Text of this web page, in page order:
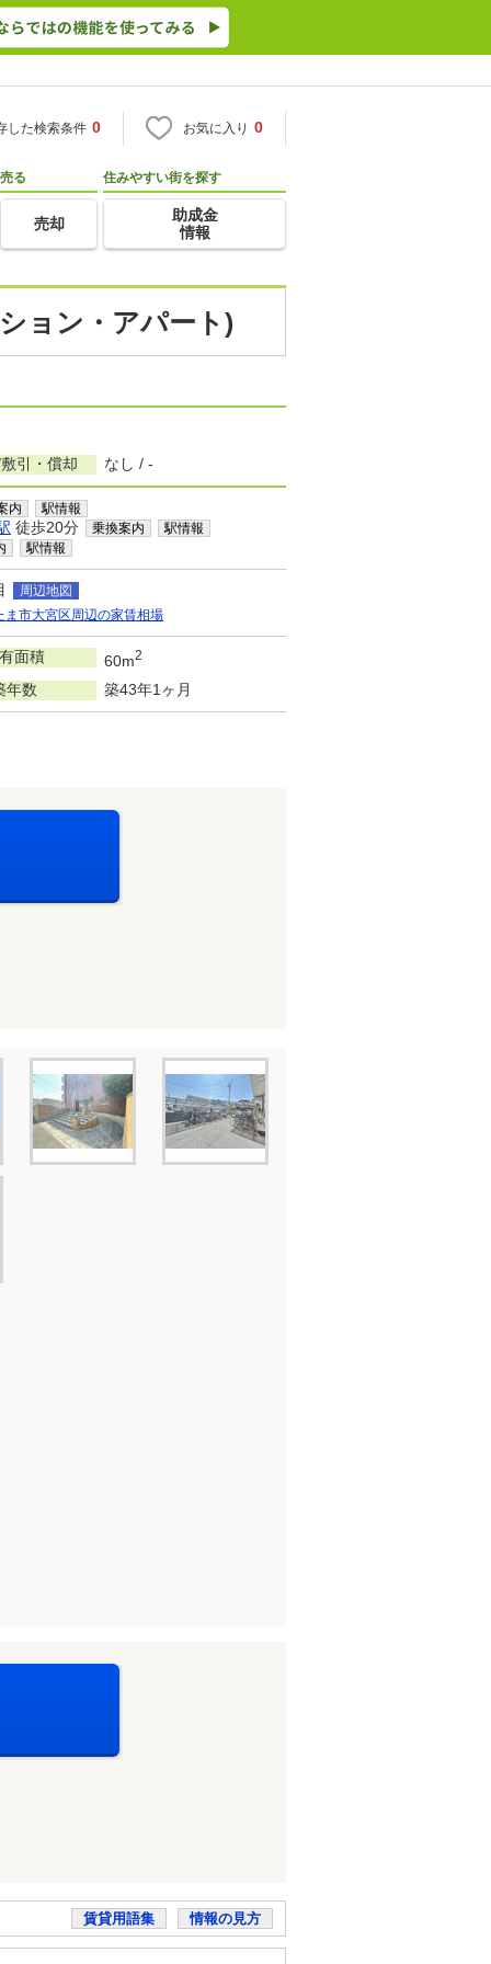
した検索条件 0 お気に入り 0
売る
売却
住みやすい街を探す
助成金
情報
ョン・アパート)
引・償却 なし / -
内 駅情報
徒歩20分 乗換案内 駅情報
駅情報
周辺地図
ま市大宮区周辺の家賃相場
面積 60m2
年数 築43年1ヶ月
賃貸用語集 情報の見方